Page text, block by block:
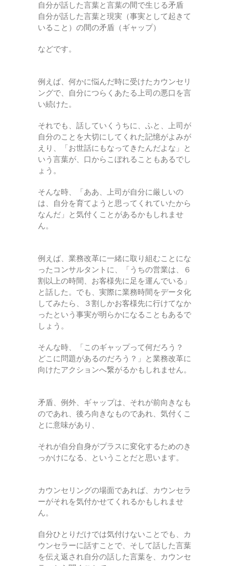
自分が話した言葉と言葉の間で生じる矛盾
自分が話した言葉と現実（事実として起きて
いること）の間の矛盾（ギャップ）
などです。
例えば、何かに悩んだ時に受けたカウンセリ
ングで、自分につらくあたる上司の悪口を言
い続けた。
それでも、話していくうちに、ふと、上司が
自分のことを大切にしてくれた記憶がよみが
えり、「お世話にもなってきたんだよな」と
いう言葉が、口からこぼれることもあるでし
ょう。
そんな時、「ああ、上司が自分に厳しいの
は、自分を育てようと思ってくれていたから
なんだ」と気付くことがあるかもしれませ
ん。
例えば、業務改革に一緒に取り組むことにな
ったコンサルタントに、「うちの営業は、６
割以上の時間、お客様先に足を運んでいる」
と話した。でも、実際に業務時間をデータ化
してみたら、３割しかお客様先に行けてなか
ったという事実が明らかになることもあるで
しょう。
そんな時、「このギャップって何だろう？
どこに問題があるのだろう？」と業務改革に
向けたアクションへ繋がるかもしれません。
矛盾、例外、ギャップは、それが前向きなも
のであれ、後ろ向きなものであれ、気付くこ
とに意味があり、
それが自分自身がプラスに変化するためのき
っかけになる、ということだと思います。
カウンセリングの場面であれば、カウンセラ
ーがそれを気付かせてくれるかもしれませ
ん。
自分ひとりだけでは気付けないことでも、カ
ウンセラーに話すことで、そして話した言葉
を伝え返され自分の話した言葉を、カウンセ